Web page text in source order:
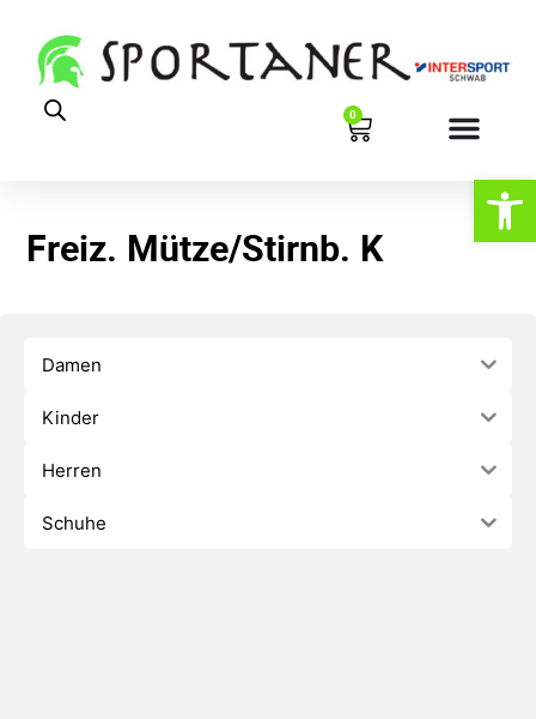
0
Freiz. Mütze/Stirnb. K
Damen
Kinder
Herren
Schuhe